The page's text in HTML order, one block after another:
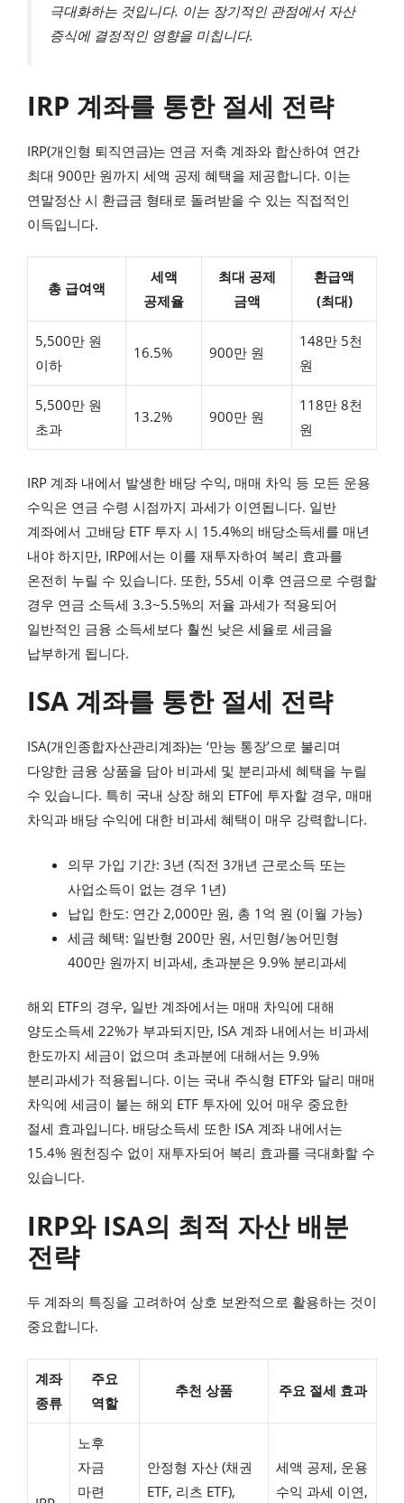
극대화하는 것입니다. 이는 장기적인 관점에서 자산
증식에 결정적인 영향을 미칩니다.
IRP 계좌를 통한 절세 전략
IRP(개인형 퇴직연금)는 연금 저축 계좌와 합산하여 연간
최대 900만 원까지 세액 공제 혜택을 제공합니다. 이는
연말정산 시 환급금 형태로 돌려받을 수 있는 직접적인
이득입니다.
총 급여액
세액
공제율
최대 공제
금액
환급액
(최대)
5,500만 원
이하
16.5% 900만 원
148만 5천
원
5,500만 원
초과
13.2% 900만 원
118만 8천
원
IRP 계좌 내에서 발생한 배당 수익, 매매 차익 등 모든 운용
수익은 연금 수령 시점까지 과세가 이연됩니다. 일반
계좌에서 고배당 ETF 투자 시 15.4%의 배당소득세를 매년
내야 하지만, IRP에서는 이를 재투자하여 복리 효과를
온전히 누릴 수 있습니다. 또한, 55세 이후 연금으로 수령할
경우 연금 소득세 3.3~5.5%의 저율 과세가 적용되어
일반적인 금융 소득세보다 훨씬 낮은 세율로 세금을
납부하게 됩니다.
ISA 계좌를 통한 절세 전략
ISA(개인종합자산관리계좌)는 ‘만능 통장’으로 불리며
다양한 금융 상품을 담아 비과세 및 분리과세 혜택을 누릴
수 있습니다. 특히 국내 상장 해외 ETF에 투자할 경우, 매매
차익과 배당 수익에 대한 비과세 혜택이 매우 강력합니다.
의무 가입 기간: 3년 (직전 3개년 근로소득 또는
사업소득이 없는 경우 1년)
납입 한도: 연간 2,000만 원, 총 1억 원 (이월 가능)
세금 혜택: 일반형 200만 원, 서민형/농어민형
400만 원까지 비과세, 초과분은 9.9% 분리과세
해외 ETF의 경우, 일반 계좌에서는 매매 차익에 대해
양도소득세 22%가 부과되지만, ISA 계좌 내에서는 비과세
한도까지 세금이 없으며 초과분에 대해서는 9.9%
분리과세가 적용됩니다. 이는 국내 주식형 ETF와 달리 매매
차익에 세금이 붙는 해외 ETF 투자에 있어 매우 중요한
절세 효과입니다. 배당소득세 또한 ISA 계좌 내에서는
15.4% 원천징수 없이 재투자되어 복리 효과를 극대화할 수
있습니다.
IRP와 ISA의 최적 자산 배분
전략
두 계좌의 특징을 고려하여 상호 보완적으로 활용하는 것이
중요합니다.
계좌
종류
주요
역할
추천 상품 주요 절세 효과
노후
자금
마련
안정형 자산 (채권
ETF, 리츠 ETF),
세액 공제, 운용
수익 과세 이연,